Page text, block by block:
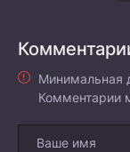
Минимальная
Комментарии